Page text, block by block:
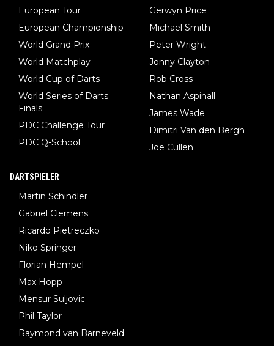
European Tour
European Championship
World Grand Prix
World Matchplay
World Cup of Darts
World Series of Darts
Finals
PDC Challenge Tour
PDC Q-School
Gerwyn Price
Michael Smith
Peter Wright
Jonny Clayton
Rob Cross
Nathan Aspinall
James Wade
Dimitri Van den Bergh
Joe Cullen
DARTSPIELER
Martin Schindler
Gabriel Clemens
Ricardo Pietreczko
Niko Springer
Florian Hempel
Max Hopp
Mensur Suljovic
Phil Taylor
Raymond van Barneveld